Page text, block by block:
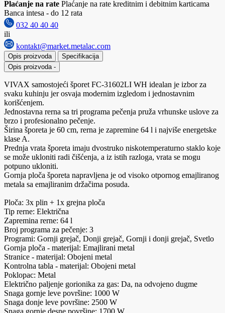
Plaćanje na rate Plaćanje na rate kreditnim i debitnim karticama
Banca intesa - do 12 rata
032 40 40 40
ili
kontakt@market.metalac.com
Opis proizvoda
Specifikacija
Opis proizvoda -
VIVAX samostojeći šporet FC-31602LI WH idealan je izbor za
svaku kuhinju jer osvaja modernim izgledom i jednostavnim
korišćenjem.
Jednostavna rerna sa tri programa pečenja pruža vrhunske uslove za
brzo i profesionalno pečenje.
Širina šporeta je 60 cm, rerna je zapremine 64 l i najviše energetske
klase A.
Prednja vrata šporeta imaju dvostruko niskotemperaturno staklo koje
se može ukloniti radi čišćenja, a iz istih razloga, vrata se mogu
potpuno ukloniti.
Gornja ploča šporeta napravljena je od visoko otpornog emajliranog
metala sa emajliranim držačima posuda.
Ploča: 3x plin + 1x grejna ploča
Tip rerne: Električna
Zapremina rerne: 64 l
Broj programa za pečenje: 3
Programi: Gornji grejač, Donji grejač, Gornji i donji grejač, Svetlo
Gornja ploča - materijal: Emajlirani metal
Stranice - materijal: Obojeni metal
Kontrolna tabla - materijal: Obojeni metal
Poklopac: Metal
Električno paljenje gorionika za gas: Da, na odvojeno dugme
Snaga gornje leve površine: 1000 W
Snaga donje leve površine: 2500 W
Snaga gornje desne površine: 1700 W